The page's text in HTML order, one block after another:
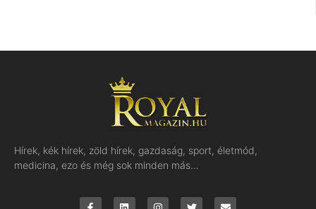
Hírek, kék hírek, zöld hírek, gazdaság, sport, életmód,
medicina, ezo és még sok minden más…